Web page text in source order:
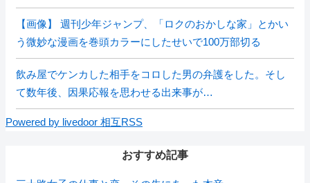
【画像】 週刊少年ジャンプ、「ロクのおかしな家」とかい
う微妙な漫画を巻頭カラーにしたせいで100万部切る
飲み屋でケンカした相手をコロした男の弁護をした。そし
て数年後、因果応報を思わせる出来事が…
Powered by livedoor 相互RSS
おすすめ記事